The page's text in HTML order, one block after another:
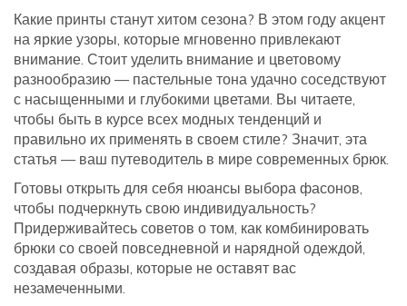
Какие принты станут хитом сезона? В этом году акцент
на яркие узоры, которые мгновенно привлекают
внимание. Стоит уделить внимание и цветовому
разнообразию — пастельные тона удачно соседствуют
с насыщенными и глубокими цветами. Вы читаете,
чтобы быть в курсе всех модных тенденций и
правильно их применять в своем стиле? Значит, эта
статья — ваш путеводитель в мире современных брюк.
Готовы открыть для себя нюансы выбора фасонов,
чтобы подчеркнуть свою индивидуальность?
Придерживайтесь советов о том, как комбинировать
брюки со своей повседневной и нарядной одеждой,
создавая образы, которые не оставят вас
незамеченными.